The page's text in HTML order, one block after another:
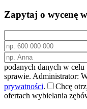
Zapytaj o wycenę
podanych danych w
sprawie. Administrator:
prywatności.
Chcę
ofertach wybielania